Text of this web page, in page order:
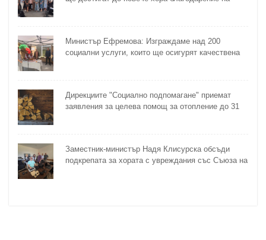
Министър Ефремова: Изграждаме над 200
социални услуги, които ще осигурят качествена
Дирекциите "Социално подпомагане" приемат
заявления за целева помощ за отопление до 31
Заместник-министър Надя Клисурска обсъди
подкрепата за хората с увреждания със Съюза на